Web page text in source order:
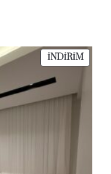
İNDIRIM
ÜRÜN